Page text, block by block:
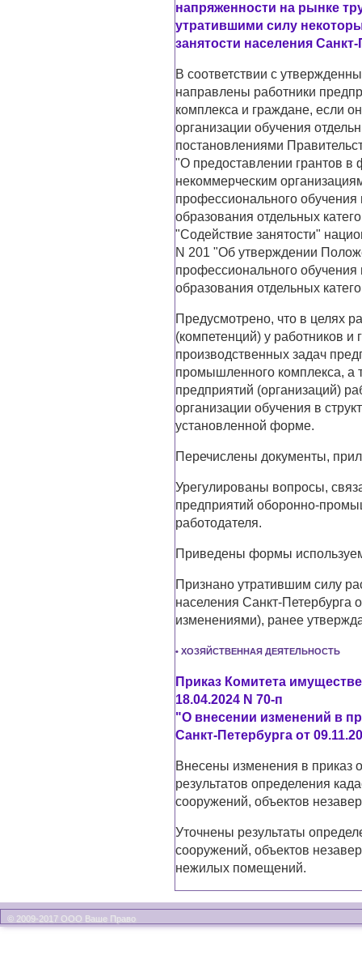
напряженности на рынке
утратившими силу
занятости населения
В соответствии с
направлены работники
комплекса и граждане, если
организации обучения
постановлениями
"О предоставлении грантов
некоммерческим
профессионального
образования отдельных
"Содействие занятости"
N 201 "Об утверждении
профессионального
образования отдельных
Предусмотрено, что в целях
(компетенций) у работников
производственных задач
промышленного комплекса, а
предприятий (организаций)
организации обучения в
установленной форме.
Перечислены документы,
Урегулированы вопросы,
предприятий оборонно-
работодателя.
Приведены формы
Признано утратившим силу
населения Санкт-Петербурга
изменениями), ранее
• ХОЗЯЙСТВЕННАЯ ДЕЯТЕЛЬНОСТЬ
Приказ Комитета
18.04.2024 N 70-п
"О внесении изменений в
Санкт-Петербурга от
Внесены изменения в приказ
результатов определения
сооружений, объектов
Уточнены результаты
сооружений, объектов
нежилых помещений.
© 2009-2017 ООО Ваше Право